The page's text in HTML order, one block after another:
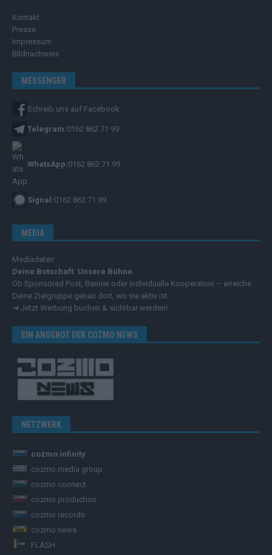
Kontakt
Presse
Impressum
Bildnachweis
MESSENGER
Schreib uns auf Facebook
Telegram:0162 862 71 99
WhatsApp:0162 862 71 99
Signal:0162 862 71 99
MEDIA
Mediadaten
Deine Botschaft. Unsere Bühne.
Ob Sponsored Post, Banner oder individuelle Kooperation – erreiche
Deine Zielgruppe genau dort, wo sie aktiv ist.
➔ Jetzt Werbung buchen & sichtbar werden!
EIN ANGEBOT DER COZMO NEWS
NETZWERK
cozmo infinity
cozmo media group
cozmo connect
cozmo production
cozmo records
cozmo news
FLASH